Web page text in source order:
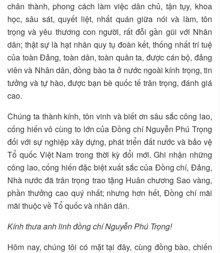
chân thành, phong cách làm việc dân chủ, tận tụy, khoa
học, sâu sát, quyết liệt, nhất quán giữa nói và làm, tôn
trọng và yêu thương con người, rất đỗi gần gũi với Nhân
dân; thật sự là hạt nhân quy tụ đoàn kết, thống nhất trí tuệ
của toàn Đảng, toàn dân, toàn quân ta, được cán bộ, đảng
viên và Nhân dân, đồng bào ta ở nước ngoài kính trọng, tin
tưởng và tự hào, được bạn bè quốc tế trân trọng, đánh giá
cao.
Chúng ta thành kính, tôn vinh và biết ơn sâu sắc công lao,
cống hiến vô cùng to lớn của Đồng chí Nguyễn Phú Trọng
đối với sự nghiệp xây dựng, phát triển đất nước và bảo vệ
Tổ quốc Việt Nam trong thời kỳ đổi mới. Ghi nhận những
công lao, cống hiến đặc biệt xuất sắc của Đồng chí, Đảng,
Nhà nước đã trân trọng trao tặng Huân chương Sao vàng,
phần thưởng cao quý nhất; nhưng hơn hết, Đồng chí mãi
mãi thuộc về Tổ quốc và nhân dân.
Kính thưa anh linh đồng chí Nguyễn Phú Trọng!
Hôm nay, chúng tôi có mặt tại đây, cùng đồng bào, chiến